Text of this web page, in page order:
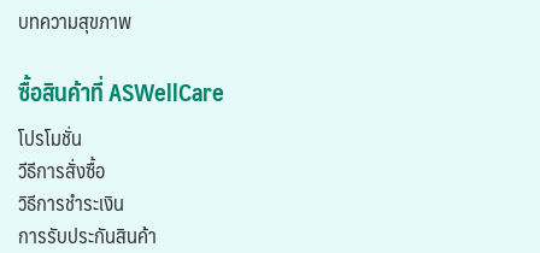
บทความสุขภาพ
ซื้อสินค้าที่ ASWellCare
โปรโมชั่น
วีธีการสั่งซื้อ
วิธีการชำระเงิน
การรับประกันสินค้า